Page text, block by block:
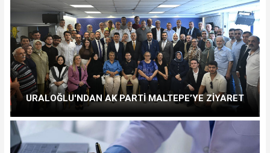
URALOĞLU'NDAN AK PARTİ MALTEPE’YE ZİYARET